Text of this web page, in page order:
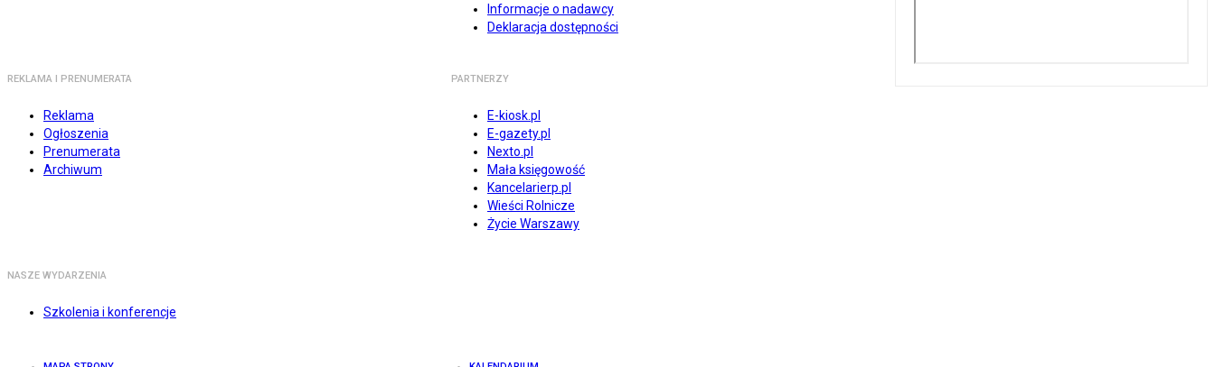
Informacje o nadawcy
Deklaracja dostępności
REKLAMA I PRENUMERATA
Reklama
Ogłoszenia
Prenumerata
Archiwum
PARTNERZY
E-kiosk.pl
E-gazety.pl
Nexto.pl
Mała księgowość
Kancelarierp.pl
Wieści Rolnicze
Życie Warszawy
NASZE WYDARZENIA
Szkolenia i konferencje